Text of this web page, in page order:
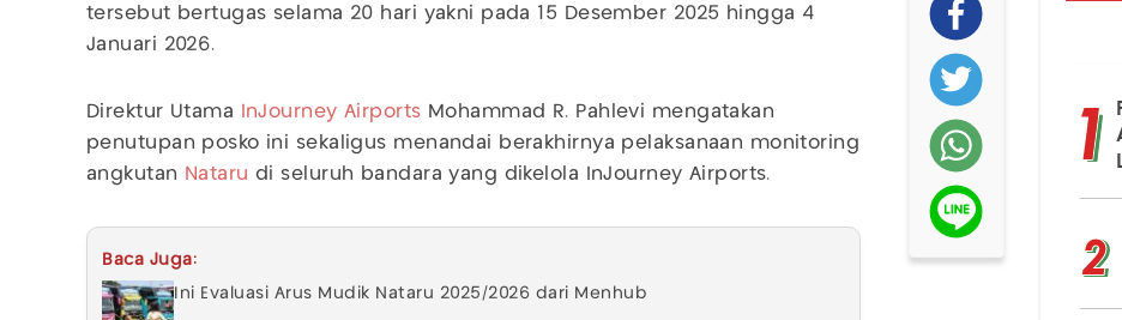
tersebut bertugas selama 20 hari yakni pada 15 Desember 2025 hingga 4
Januari 2026.
Direktur Utama InJourney Airports Mohammad R. Pahlevi mengatakan
penutupan posko ini sekaligus menandai berakhirnya pelaksanaan monitoring
angkutan Nataru di seluruh bandara yang dikelola InJourney Airports.
Baca Juga:
Ini Evaluasi Arus Mudik Nataru 2025/2026 dari Menhub